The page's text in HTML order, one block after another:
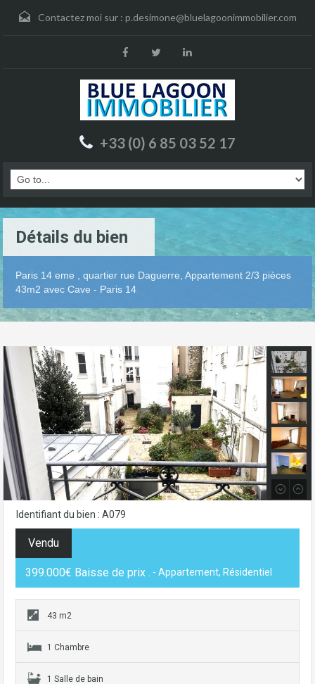
Contactez moi sur : p.desimone@bluelagoonimmobilier.com
+33 (0) 6 85 03 52 17
Détails du bien
Paris 14 eme , quartier rue Daguerre, Appartement 2/3 pièces
43m2 avec Cave - Paris 14
Identifiant du bien : A079
Vendu
399.000€ Baisse de prix . - Appartement, Résidentiel
43 m2
1 Chambre
1 Salle de bain